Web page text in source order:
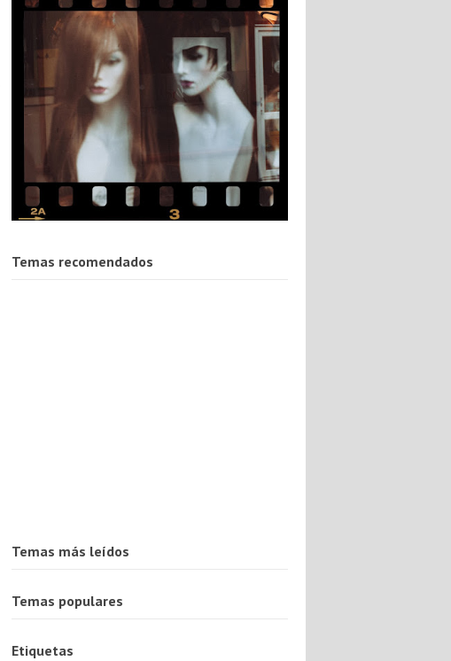
Temas recomendados
Temas más leídos
Temas populares
Etiquetas